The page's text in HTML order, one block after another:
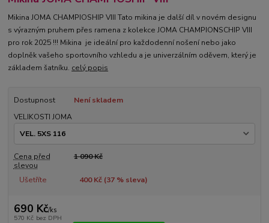
Mikina JOMA CHAMPIOSHIP VIII Tato mikina je další díl v novém designu
s výrazným pruhem přes ramena z kolekce JOMA CHAMPIONSCHIP VIII
pro rok 2025 !!! Mikina je ideální pro každodenní nošení nebo jako
doplněk vašeho sportovního vzhledu a je univerzálním oděvem, který je
základem šatníku. celý popis
Dostupnost
Není skladem
VELIKOSTI JOMA
Cena před
slevou
1 090 Kč
Ušetříte 400 Kč (37% sleva)
690 Kč/ks
570 Kč bez DPH